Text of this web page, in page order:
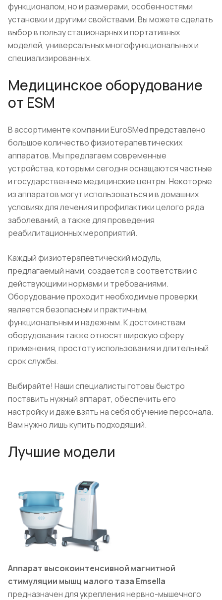
функционалом, но и размерами, особенностями
установки и другими свойствами. Вы можете сделать
выбор в пользу стационарных и портативных
моделей, универсальных многофункциональных и
специализированных.
Медицинское оборудование
от ESM
В ассортименте компании EuroSMed представлено
большое количество физиотерапевтических
аппаратов. Мы предлагаем современные
устройства, которыми сегодня оснащаются частные
и государственные медицинские центры. Некоторые
из аппаратов могут использоваться и в домашних
условиях для лечения и профилактики целого ряда
заболеваний, а также для проведения
реабилитационных мероприятий.
Каждый физиотерапевтический модуль,
предлагаемый нами, создается в соответствии с
действующими нормами и требованиями.
Оборудование проходит необходимые проверки,
является безопасным и практичным,
функциональным и надежным. К достоинствам
оборудования также относят широкую сферу
применения, простоту использования и длительный
срок службы.
Выбирайте! Наши специалисты готовы быстро
поставить нужный аппарат, обеспечить его
настройку и даже взять на себя обучение персонала.
Вам нужно лишь купить подходящий.
Лучшие модели
Аппарат высокоинтенсивной магнитной
стимуляции мышц малого таза Emsella
предназначен для укрепления нервно-мышечного